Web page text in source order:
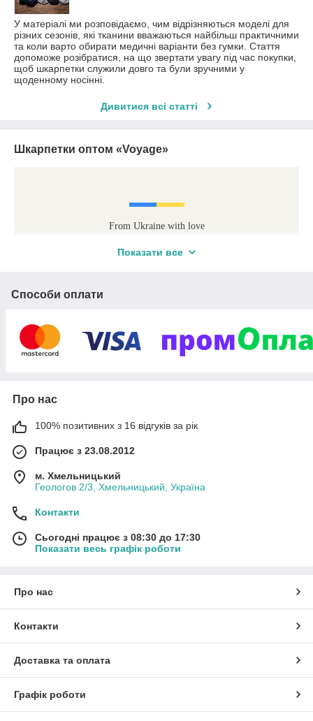
У матеріалі ми розповідаємо, чим відрізняються моделі для
різних сезонів, які тканини вважаються найбільш практичними
та коли варто обирати медичні варіанти без гумки. Стаття
допоможе розібратися, на що звертати увагу під час покупки,
щоб шкарпетки служили довго та були зручними у
щоденному носінні.
Дивитися всі статті
Шкарпетки оптом «Voyage»
From Ukraine with love
ВСІЄЇ РОДИНИ
Ми постійно працюємо над розширенням асортименту,
розробляємо стильні, зручні шкарпетки з якісних
Каталог шкарпеток
Ми постійно працюємо над розширенням асортименту,
натуральних матеріалів. Для створення красивих і
стильних шкарпеточок ми використовуємо близько 100
Показати все
Способи оплати
Про нас
100% позитивних з 16 відгуків за рік
Працює з 23.08.2012
м. Хмельницький
Геологов 2/3, Хмельницький, Україна
Контакти
Сьогодні працює з 08:30 до 17:30
Показати весь графік роботи
Про нас
Контакти
Доставка та оплата
Графік роботи